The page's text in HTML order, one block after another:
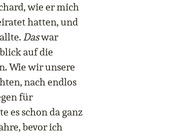
wie er mich
hatten, und
Daswar
auf die
Wie wir unsere
nach endlos
für
es schon da ganz
bevor ich